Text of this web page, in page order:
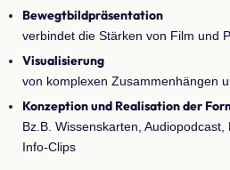
Bewegtbildpräsentation
verbindet die Stärken von Film und
Visualisierung
von komplexen Zusammenhängen
Konzeption und Realisation der
Bz.B. Wissenskarten,
Info-Clips